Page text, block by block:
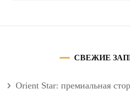
СВЕЖИЕ
Orient Star: премиальная